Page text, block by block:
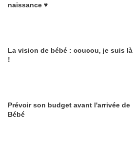
naissance ♥
La vision de bébé : coucou, je suis là
!
Prévoir son budget avant l'arrivée de
Bébé